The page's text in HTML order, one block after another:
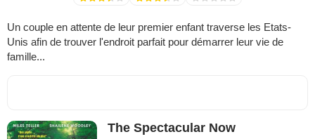
Un couple en attente de leur premier enfant traverse les Etats-
Unis afin de trouver l'endroit parfait pour démarrer leur vie de
famille...
The Spectacular Now